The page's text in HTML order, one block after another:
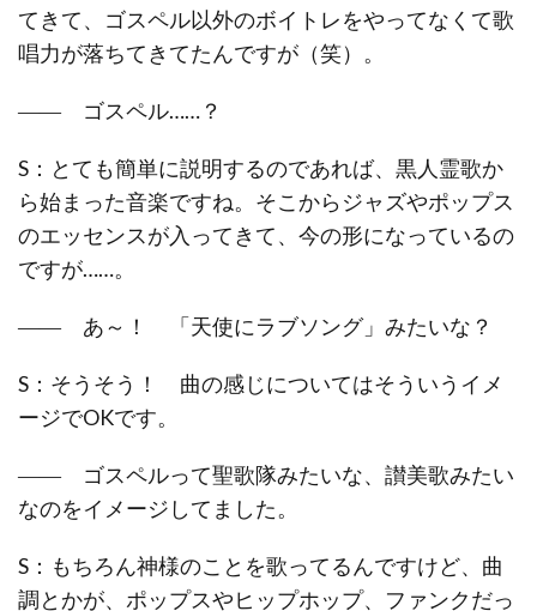
てきて、ゴスペル以外のボイトレをやってなくて歌
唱力が落ちてきてたんですが（笑）。
―― ゴスペル……？
S：とても簡単に説明するのであれば、黒人霊歌か
ら始まった音楽ですね。そこからジャズやポップス
のエッセンスが入ってきて、今の形になっているの
ですが……。
―― あ～！ 「天使にラブソング」みたいな？
S：そうそう！ 曲の感じについてはそういうイメ
ージでOKです。
―― ゴスペルって聖歌隊みたいな、讃美歌みたい
なのをイメージしてました。
S：もちろん神様のことを歌ってるんですけど、曲
調とかが、ポップスやヒップホップ、ファンクだっ